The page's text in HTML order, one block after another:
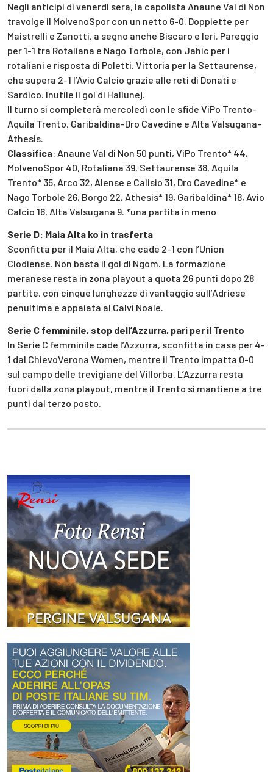
Negli anticipi di venerdì sera, la capolista Anaune Val di Non
travolge il MolvenoSpor con un netto 6-0. Doppiette per
Maistrelli e Zanotti, a segno anche Biscaro e Ieri. Pareggio
per 1-1 tra Rotaliana e Nago Torbole, con Jahic per i
rotaliani e risposta di Poletti. Vittoria per la Settaurense,
che supera 2-1 l’Avio Calcio grazie alle reti di Donati e
Sardico. Inutile il gol di Hallunej.
Il turno si completerà mercoledì con le sfide ViPo Trento-
Aquila Trento, Garibaldina-Dro Cavedine e Alta Valsugana-
Athesis.
Classifica: Anaune Val di Non 50 punti, ViPo Trento* 44,
MolvenoSpor 40, Rotaliana 39, Settaurense 38, Aquila
Trento* 35, Arco 32, Alense e Calisio 31, Dro Cavedine* e
Nago Torbole 26, Borgo 22, Athesis* 19, Garibaldina* 18, Avio
Calcio 16, Alta Valsugana 9. *una partita in meno
Serie D: Maia Alta ko in trasferta
Sconfitta per il Maia Alta, che cade 2-1 con l’Union
Clodiense. Non basta il gol di Ngom. La formazione
meranese resta in zona playout a quota 26 punti dopo 28
partite, con cinque lunghezze di vantaggio sull’Adriese
penultima e appaiata al Calvi Noale.
Serie C femminile, stop dell’Azzurra, pari per il Trento
In Serie C femminile cade l’Azzurra, sconfitta in casa per 4-
1 dal ChievoVerona Women, mentre il Trento impatta 0-0
sul campo delle trevigiane del Villorba. L’Azzurra resta
fuori dalla zona playout, mentre il Trento si mantiene a tre
punti dal terzo posto.